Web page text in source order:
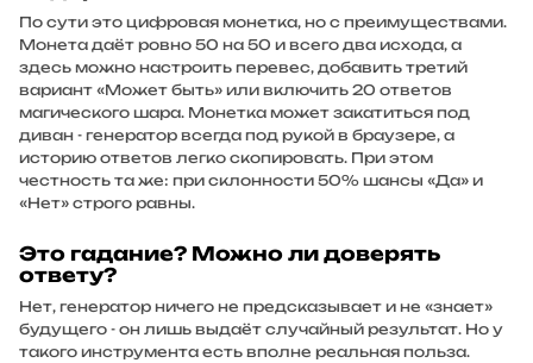
По сути это цифровая монетка, но с преимуществами.
Монета даёт ровно 50 на 50 и всего два исхода, а
здесь можно настроить перевес, добавить третий
вариант «Может быть» или включить 20 ответов
магического шара. Монетка может закатиться под
диван - генератор всегда под рукой в браузере, а
историю ответов легко скопировать. При этом
честность та же: при склонности 50% шансы «Да» и
«Нет» строго равны.
Это гадание? Можно ли доверять
ответу?
Нет, генератор ничего не предсказывает и не «знает»
будущего - он лишь выдаёт случайный результат. Но у
такого инструмента есть вполне реальная польза.